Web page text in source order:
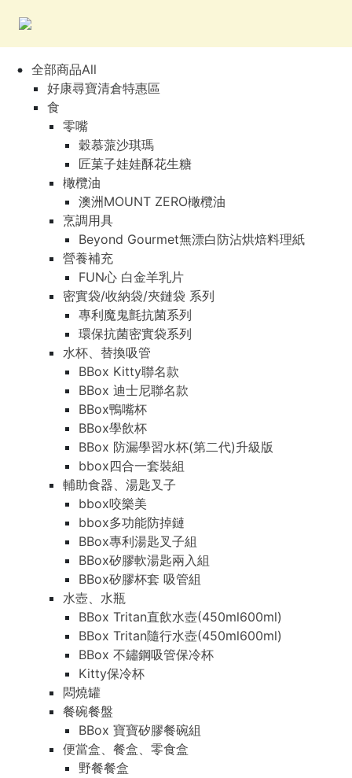
全部商品All
好康尋寶清倉特惠區
食
零嘴
穀慕蒎沙琪瑪
匠菓子娃娃酥花生糖
橄欖油
澳洲MOUNT ZERO橄欖油
烹調用具
Beyond Gourmet無漂白防沾烘焙料理紙
營養補充
FUN心 白金羊乳片
密實袋/收納袋/夾鏈袋 系列
專利魔鬼氈抗菌系列
環保抗菌密實袋系列
水杯、替換吸管
BBox Kitty聯名款
BBox 迪士尼聯名款
BBox鴨嘴杯
BBox學飲杯
BBox 防漏學習水杯(第二代)升級版
bbox四合一套裝組
輔助食器、湯匙叉子
bbox咬樂美
bbox多功能防掉鏈
BBox專利湯匙叉子組
BBox矽膠軟湯匙兩入組
BBox矽膠杯套 吸管組
水壺、水瓶
BBox Tritan直飲水壺(450ml600ml)
BBox Tritan隨行水壺(450ml600ml)
BBox 不鏽鋼吸管保冷杯
Kitty保冷杯
悶燒罐
餐碗餐盤
BBox 寶寶矽膠餐碗組
便當盒、餐盒、零食盒
野餐餐盒